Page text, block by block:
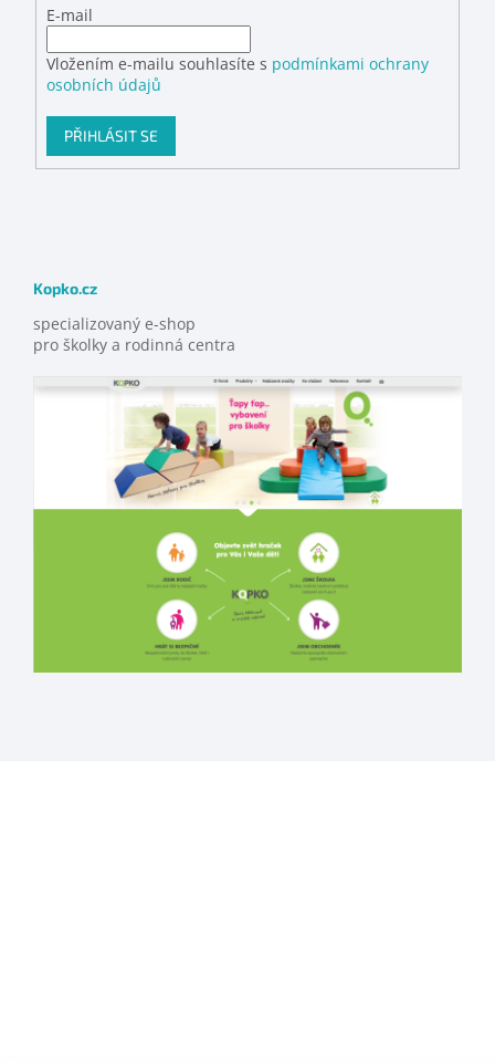
E-mail
Vložením e-mailu souhlasíte s podmínkami ochrany
osobních údajů
PŘIHLÁSIT SE
Kopko.cz
specializovaný e-shop
pro školky a rodinná centra